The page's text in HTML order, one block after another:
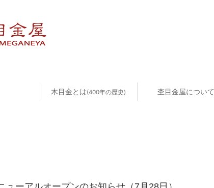
木目金とは(400年の歴史) 杢目金屋について